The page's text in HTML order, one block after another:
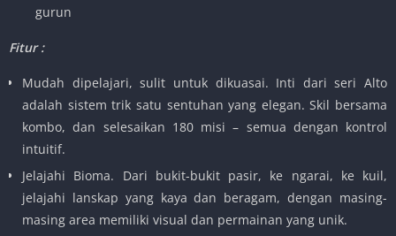
gurun
Fitur :
Mudah dipelajari, sulit untuk dikuasai. Inti dari seri Alto
adalah sistem trik satu sentuhan yang elegan. Skil bersama
kombo, dan selesaikan 180 misi – semua dengan kontrol
intuitif.
Jelajahi Bioma. Dari bukit-bukit pasir, ke ngarai, ke kuil,
jelajahi lanskap yang kaya dan beragam, dengan masing-
masing area memiliki visual dan permainan yang unik.